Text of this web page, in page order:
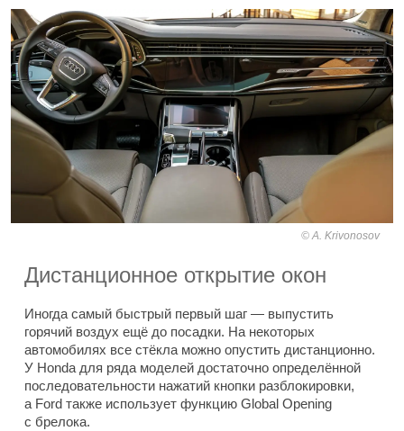
A. Krivonosov
Дистанционное открытие окон
Иногда самый быстрый первый шаг — выпустить
горячий воздух ещё до посадки. На некоторых
автомобилях все стёкла можно опустить дистанционно.
У Honda для ряда моделей достаточно определённой
последовательности нажатий кнопки разблокировки,
а Ford также использует функцию Global Opening
с брелока.